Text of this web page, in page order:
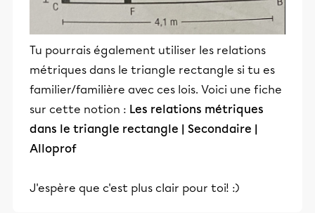
Tu pourrais également utiliser les relations
métriques dans le triangle rectangle si tu es
familier/familière avec ces lois. Voici une fiche
sur cette notion : Les relations métriques
dans le triangle rectangle | Secondaire |
Alloprof
J'espère que c'est plus clair pour toi! :)